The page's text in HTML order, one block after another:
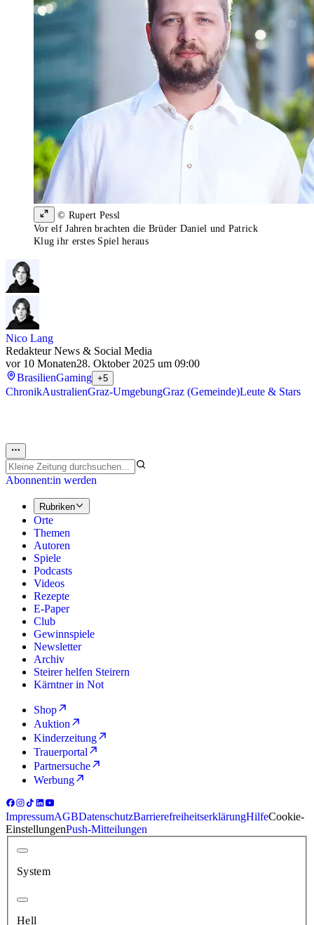
© Rupert Pessl
Vor elf Jahren brachten die Brüder Daniel und Patrick
Klug ihr erstes Spiel heraus
Nico Lang
Redakteur News & Social Media
vor 10 Monaten28. Oktober 2025 um 09:00
BrasilienGaming +5
ChronikAustralienGraz-UmgebungGraz (Gemeinde)Leute & Stars
Abonnent:in werden
Rubriken
Orte
Themen
Autoren
Spiele
Podcasts
Videos
Rezepte
E-Paper
Club
Gewinnspiele
Newsletter
Archiv
Steirer helfen Steirern
Kärntner in Not
Shop
Auktion
Kinderzeitung
Trauerportal
Partnersuche
Werbung
ImpressumAGBDatenschutzBarrierefreiheitserklärungHilfeCookie-
EinstellungenPush-Mitteilungen
System
Hell